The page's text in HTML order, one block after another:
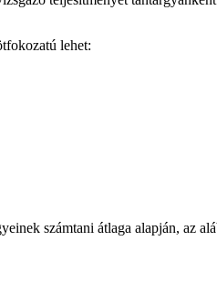
lehet:
számtani átlaga alapján, az